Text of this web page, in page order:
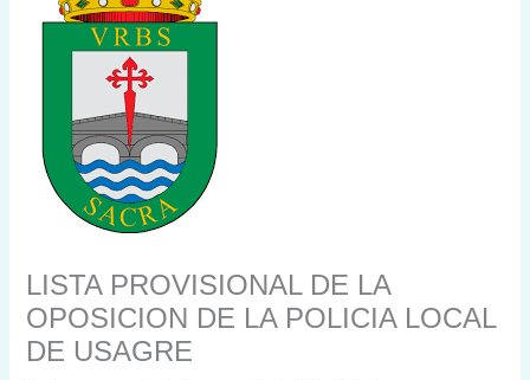
LISTA PROVISIONAL DE LA
OPOSICION DE LA POLICIA LOCAL
DE USAGRE